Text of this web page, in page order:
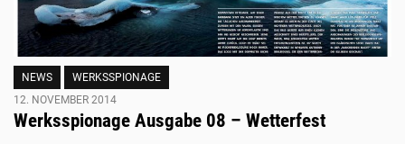
NEWS
WERKSSPIONAGE
12. NOVEMBER 2014
Werksspionage Ausgabe 08 – Wetterfest